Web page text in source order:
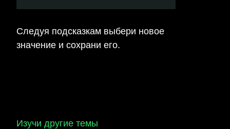
Следуя подсказкам выбери новое
значение и сохрани его.
Изучи другие темы